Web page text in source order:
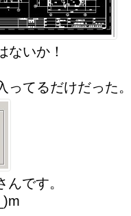
ないか！
ってるだけだった
です。